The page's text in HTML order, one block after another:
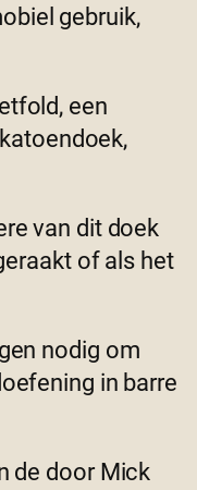
gebruik,
een
van dit doek
of als het
nodig om
in barre
de door Mick